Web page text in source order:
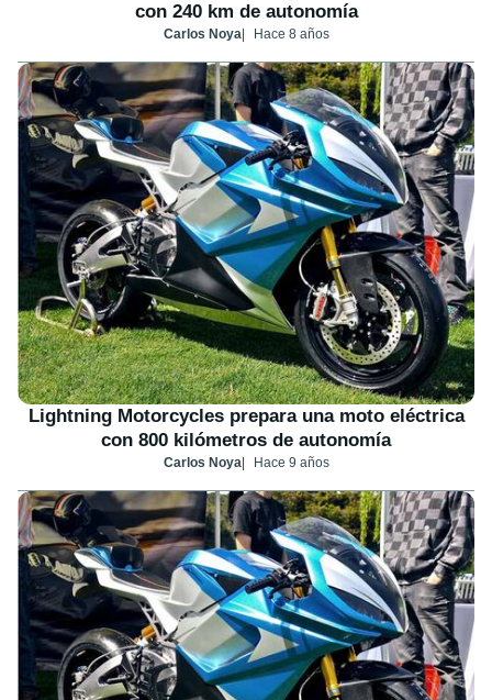
con 240 km de autonomía
Carlos Noya Hace 8 años
Lightning Motorcycles prepara una moto eléctrica
con 800 kilómetros de autonomía
Carlos Noya Hace 9 años